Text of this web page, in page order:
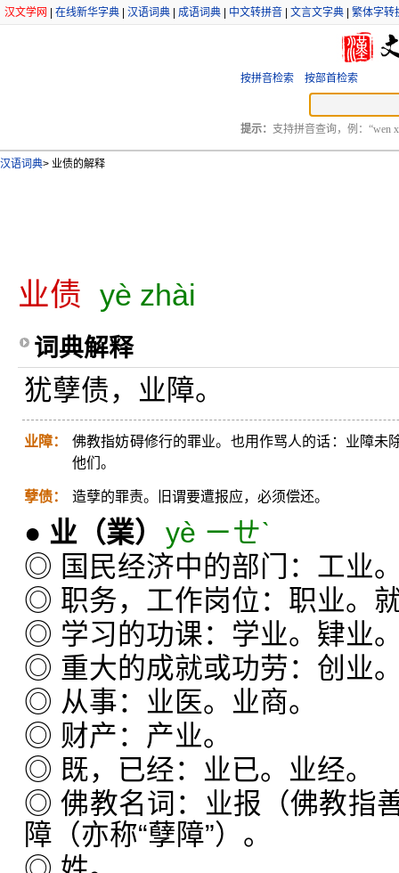
汉文学网 在线新华字典 汉语词典 成语词典 中文转拼音 文言文字典 繁体字转
按拼音检索 按部首检索
提示： 支持拼音查询，例：“wen
汉语词典> 业债的解释
业债 yè zhài
词典解释
犹孽债，业障。
业障：
佛教指妨碍修行的罪业。也用作骂人的话：业障未
他们。
孽债： 造孽的罪责。旧谓要遭报应，必须偿还。
● 业 （業） yè ㄧㄝˋ
◎ 国民经济中的部门：工业
◎ 职务，工作岗位：职业。
◎ 学习的功课：学业。肄业
◎ 重大的成就或功劳：创业
◎ 从事：业医。业商。
◎ 财产：产业。
◎ 既，已经：业已。业经。
◎ 佛教名词：业报（佛教指
障（亦称“孽障”）。